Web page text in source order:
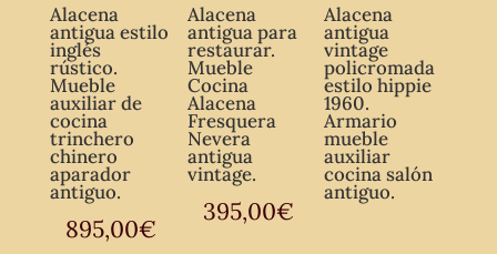
Alacena
antigua estilo
inglés
rústico.
Mueble
auxiliar de
cocina
trinchero
chinero
aparador
antiguo.
895,00€
Alacena
antigua para
restaurar.
Mueble
Cocina
Alacena
Fresquera
Nevera
antigua
vintage.
395,00€
Alacena
antigua
vintage
policromada
estilo hippie
1960.
Armario
mueble
auxiliar
cocina salón
antiguo.